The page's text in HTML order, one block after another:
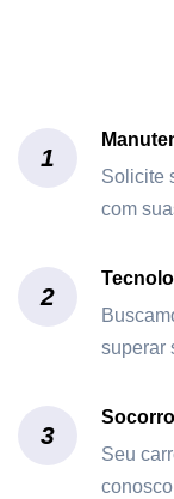
1
Solicite
com
2
superar
3
Seu